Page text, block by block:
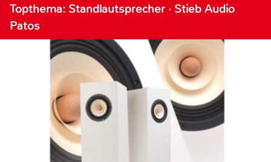
Topthema: Standlautsprecher · Stieb Audio
Patos